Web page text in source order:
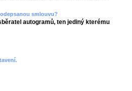
smlouvu?
autogramů, ten jediný kterému